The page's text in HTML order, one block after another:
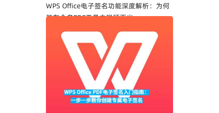
WPS Office电子签名功能深度解析：为何
能在众多PDF工具中脱颖而出